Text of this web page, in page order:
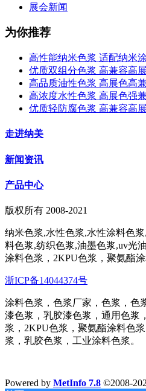
展会新闻
为你推荐
高性能纳米色浆 适配纳米
优质双组分色浆 高兼容高
高品质油性色浆 高展色高
高浓度水性色浆 高展色强
优质轻防腐色浆 高兼容高
走进纳美
新闻资讯
产品中心
版权所有 2008-2021
纳米色浆,水性色浆,水性涂料色
料色浆,纺织色浆,油墨色浆,uv光
涂料色浆，2KPU色浆，聚氨酯
浙ICP备14044374号
涂料色浆，色浆厂家，色浆，色
漆色浆，乳胶漆色浆，通用色浆
浆，2KPU色浆，聚氨酯涂料色
浆，乳胶色浆，工业涂料色浆。
Powered by MetInfo 7.8 ©2008-